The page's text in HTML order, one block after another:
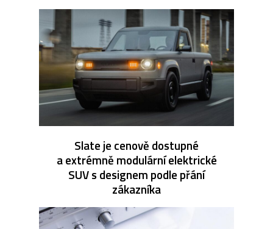
Slate je cenově dostupné
a extrémně modulární elektrické
SUV s designem podle přání
zákazníka